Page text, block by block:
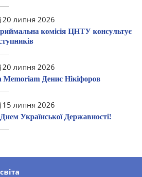
20 липня 2026
комісія ЦНТУ консультує
20 липня 2026
Memoriam Денис Нікіфоров
15 липня 2026
Української Державності!